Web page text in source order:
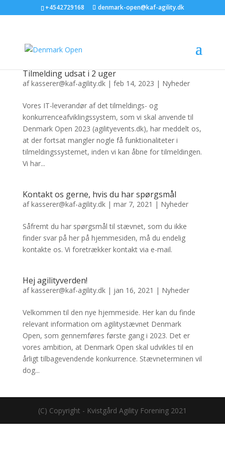
+4542729168 denmark-open@kaf-agility.dk
Tilmelding udsat i 2 uger
afkasserer@kaf-agility.dk| feb 14, 2023 | Nyheder
Vores IT-leverandør af det tilmeldings- og
konkurrenceafviklingssystem, som vi skal anvende til
Denmark Open 2023 (agilityevents.dk), har meddelt os,
at der fortsat mangler nogle få funktionaliteter i
tilmeldingssystemet, inden vi kan åbne for tilmeldingen.
Vi har...
Kontakt os gerne, hvis du har spørgsmål
afkasserer@kaf-agility.dk| mar 7, 2021 | Nyheder
Såfremt du har spørgsmål til stævnet, som du ikke
finder svar på her på hjemmesiden, må du endelig
kontakte os. Vi foretrækker kontakt via e-mail.
Hej agilityverden!
afkasserer@kaf-agility.dk| jan 16, 2021 | Nyheder
Velkommen til den nye hjemmeside. Her kan du finde
relevant information om agilitystævnet Denmark
Open, som gennemføres første gang i 2023. Det er
vores ambition, at Denmark Open skal udvikles til en
årligt tilbagevendende konkurrence. Stævneterminen vil
dog...
(C) Copyright - Kvistgård Agility Forening 2021